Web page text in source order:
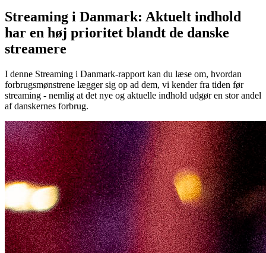
Streaming i Danmark: Aktuelt indhold
har en høj prioritet blandt de danske
streamere
I denne Streaming i Danmark-rapport kan du læse om, hvordan
forbrugsmønstrene lægger sig op ad dem, vi kender fra tiden før
streaming - nemlig at det nye og aktuelle indhold udgør en stor andel
af danskernes forbrug.